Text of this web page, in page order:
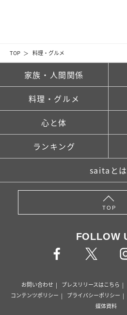
TOP 料理・グルメ
家族・人間関係
料理・グルメ
心と体
ランキング
saitaとは
TOP
FOLLOW
お問い合わせ プレスリリースはこちら
コンテンツポリシー
プライバシーポリシー
媒体資料